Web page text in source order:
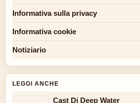
Informativa sulla privacy
Informativa cookie
Notiziario
LEGGI ANCHE
Cast Di Deep Water